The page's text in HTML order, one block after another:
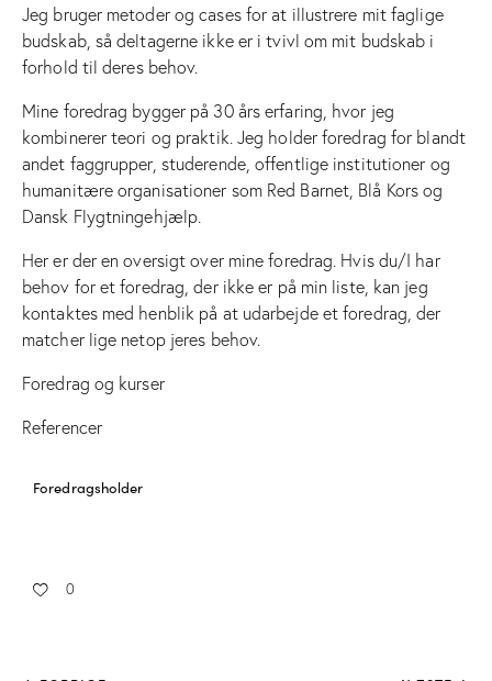
Jeg bruger metoder og cases for at illustrere mit faglige
budskab, så deltagerne ikke er i tvivl om mit budskab i
forhold til deres behov.
Mine foredrag bygger på 30 års erfaring, hvor jeg
kombinerer teori og praktik. Jeg holder foredrag for blandt
andet faggrupper, studerende, offentlige institutioner og
humanitære organisationer som Red Barnet, Blå Kors og
Dansk Flygtningehjælp.
Her er der en oversigt over mine foredrag. Hvis du/I har
behov for et foredrag, der ikke er på min liste, kan jeg
kontaktes med henblik på at udarbejde et foredrag, der
matcher lige netop jeres behov.
Foredrag og kurser
Referencer
Foredragsholder
0